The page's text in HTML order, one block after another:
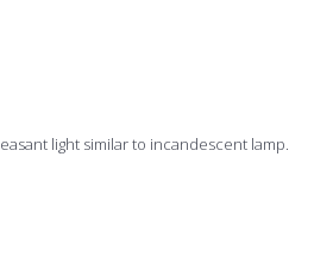
light similar to incandescent lamp.